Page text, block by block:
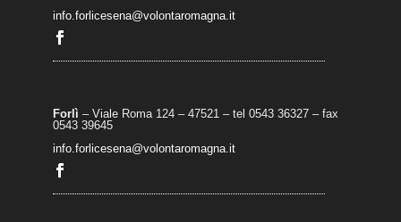
info.forlicesena@volontaromagna.it
Forlì – Viale Roma 124 – 47521 – tel 0543 36327 – fax
0543 39645
info.forlicesena@volontaromagna.it